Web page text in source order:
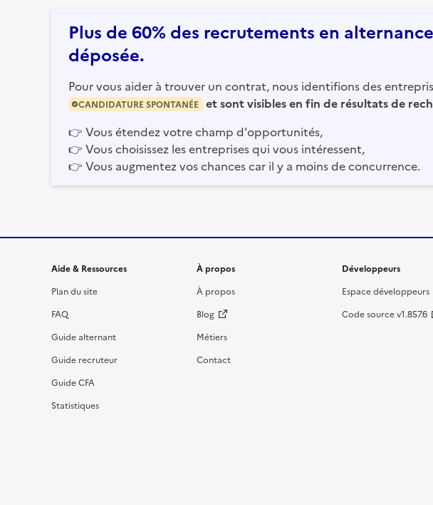
Plus de 60% des recrutements en
déposée.
Pour vous aider à trouver un contrat, nous identifions des
CANDIDATURE SPONTANÉE
et sont visibles en fin de résultats de
👉 Vous étendez votre champ d'opportunités,
👉 Vous choisissez les entreprises qui vous intéressent,
👉 Vous augmentez vos chances car il y a moins de concurrence.
Informations et liens du site
Aide & Ressources
Plan du site
FAQ
Guide alternant
Guide recruteur
Guide CFA
Statistiques
À propos
À propos
Blog
Métiers
Contact
Développeurs
Espace développeurs
Code source v1.857.6